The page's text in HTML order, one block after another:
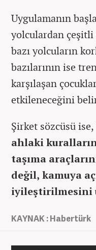
Uygulamanın
yolculardan
bazı yolcuların
bazılarının ise
karşılaşan
etkileneceğini
Şirket sözcüsü ise,
ahlaki
taşıma
değil, kamuya
iyileştirilmesini
KAYNAK : Habertürk